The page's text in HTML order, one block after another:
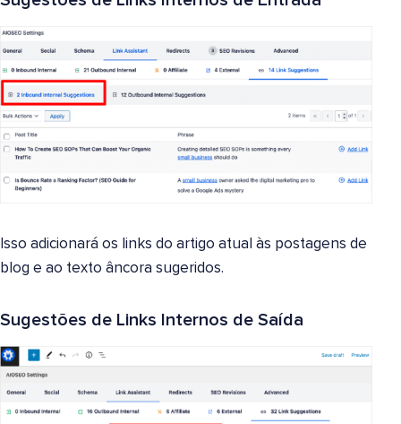
Isso adicionará os links do artigo atual às postagens de
blog e ao texto âncora sugeridos.
Sugestões de Links Internos de Saída